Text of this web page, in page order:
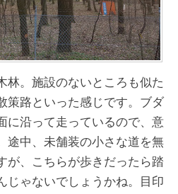
林。施設のないところも似た
策路といった感じです。ブダ
に沿って走っているので、意
途中、未舗装の小さな道を無
、
こちらが歩きだったら踏
じゃないでしょうかね。目印